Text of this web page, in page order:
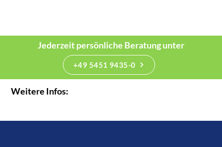
Jederzeit persönliche Beratung unter
+49 5451 9435-0
Weitere Infos: